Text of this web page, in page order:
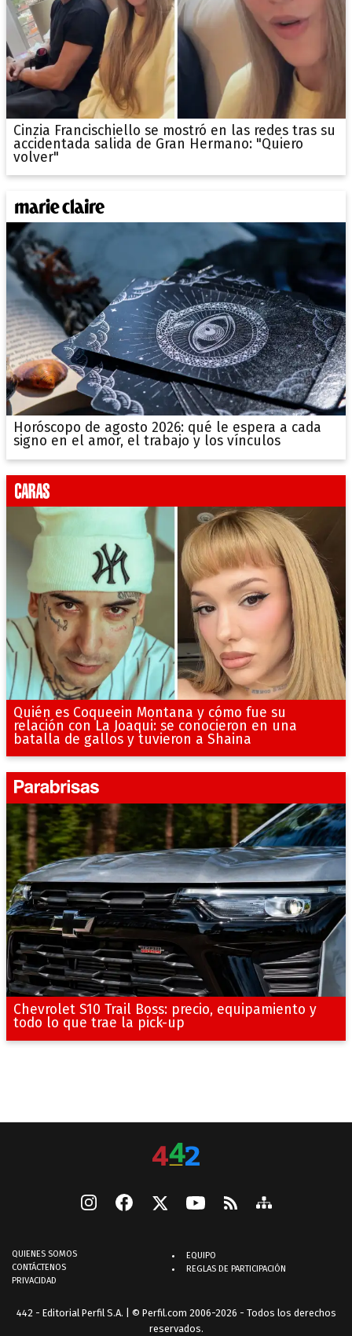
Cinzia Francischiello se mostró en las redes tras su
accidentada salida de Gran Hermano: "Quiero
volver"
Horóscopo de agosto 2026: qué le espera a cada
signo en el amor, el trabajo y los vínculos
Quién es Coqueein Montana y cómo fue su
relación con La Joaqui: se conocieron en una
batalla de gallos y tuvieron a Shaina
Chevrolet S10 Trail Boss: precio, equipamiento y
todo lo que trae la pick-up
QUIENES SOMOS
CONTÁCTENOS
PRIVACIDAD
EQUIPO
REGLAS DE PARTICIPACIÓN
442 - Editorial Perfil S.A. | © Perfil.com 2006-2026 - Todos los derechos
reservados.